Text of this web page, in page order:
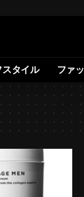
スタイル ファ